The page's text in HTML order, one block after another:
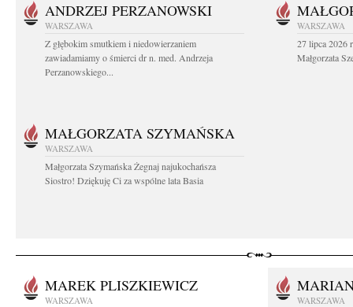
ANDRZEJ PERZANOWSKI
WARSZAWA
Z głębokim smutkiem i niedowierzaniem
zawiadamiamy o śmierci dr n. med. Andrzeja
Perzanowskiego...
WARSZAWA
27 lipca 2026
Małgorzata
MAŁGORZATA SZYMAŃSKA
WARSZAWA
Małgorzata Szymańska Żegnaj najukochańsza
Siostro! Dziękuję Ci za wspólne lata Basia
MAREK PLISZKIEWICZ
WARSZAWA WARSZAWA